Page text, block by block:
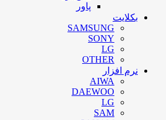
پاور
بکلایت
SAMSUNG
SONY
LG
OTHER
نرم افزار
AIWA
DAEWOO
LG
SAM